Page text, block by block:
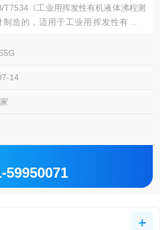
T7534《工业用挥发性有机液体沸程测
造的，适用于工业用挥发性有机液
、喷汽燃料、特殊沸点的溶剂、石脑
14
59950071